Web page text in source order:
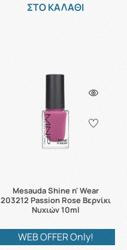
ΣΤΟ ΚΑΛΑΘΙ
Mesauda Shine n' Wear
203212 Passion Rose Βερνίκι
Νυχιών 10ml
WEB OFFER Only!